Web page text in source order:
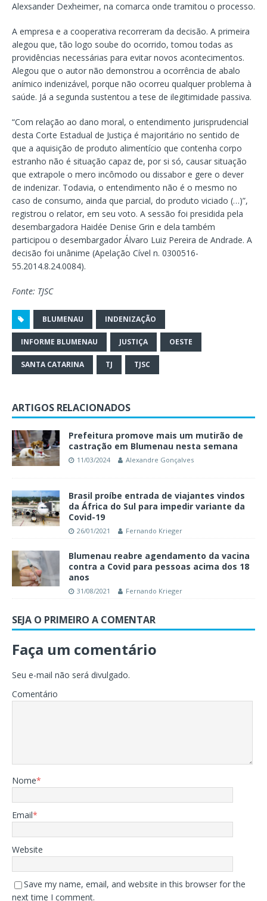
Alexsander Dexheimer, na comarca onde tramitou o processo.
A empresa e a cooperativa recorreram da decisão. A primeira
alegou que, tão logo soube do ocorrido, tomou todas as
providências necessárias para evitar novos acontecimentos.
Alegou que o autor não demonstrou a ocorrência de abalo
anímico indenizável, porque não ocorreu qualquer problema à
saúde. Já a segunda sustentou a tese de ilegitimidade passiva.
“Com relação ao dano moral, o entendimento jurisprudencial
desta Corte Estadual de Justiça é majoritário no sentido de
que a aquisição de produto alimentício que contenha corpo
estranho não é situação capaz de, por si só, causar situação
que extrapole o mero incômodo ou dissabor e gere o dever
de indenizar. Todavia, o entendimento não é o mesmo no
caso de consumo, ainda que parcial, do produto viciado (…)”,
registrou o relator, em seu voto. A sessão foi presidida pela
desembargadora Haidée Denise Grin e dela também
participou o desembargador Álvaro Luiz Pereira de Andrade. A
decisão foi unânime (Apelação Cível n. 0300516-
55.2014.8.24.0084).
Fonte: TJSC
BLUMENAU INDENIZAÇÃO
INFORME BLUMENAU JUSTIÇA OESTE
SANTA CATARINA TJ TJSC
ARTIGOS RELACIONADOS
Prefeitura promove mais um mutirão de
castração em Blumenau nesta semana
11/03/2024 Alexandre Gonçalves
Brasil proíbe entrada de viajantes vindos
da África do Sul para impedir variante da
Covid-19
26/01/2021 Fernando Krieger
Blumenau reabre agendamento da vacina
contra a Covid para pessoas acima dos 18
anos
31/08/2021 Fernando Krieger
SEJA O PRIMEIRO A COMENTAR
Faça um comentário
Seu e-mail não será divulgado.
Comentário
Nome*
Email*
Website
Save my name, email, and website in this browser for the
next time I comment.